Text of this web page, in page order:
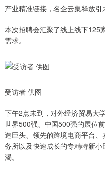
产业精准链接，名企云集释放引
本次招聘会汇聚了线上线下125
需求。
受访者 供图
下午2点未到，对外经济贸易大
世界500强、中国500强的展位
造巨头、领先的跨境电商平台
务所以及快速成长的专精特新
渴。